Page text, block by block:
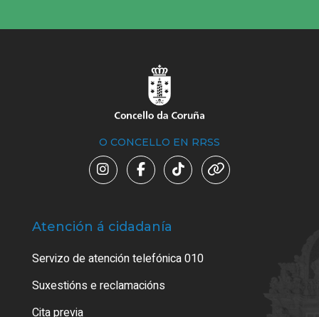
O CONCELLO EN RRSS
Atención á cidadanía
Servizo de atención telefónica 010
Suxestións e reclamacións
Cita previa